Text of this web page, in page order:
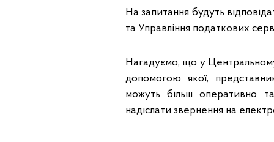
На запитання будуть
та Управління податкових
Нагадуємо, що у
допомогою якої,
можуть більш оперативно
надіслати звернення на